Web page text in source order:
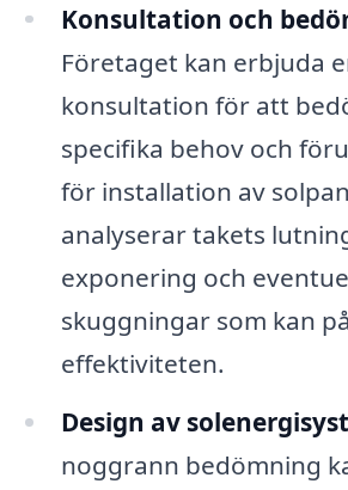
Konsultation och
Företaget kan erbjuda
konsultation för att
specifika behov och
för installation av
analyserar takets
exponering och
skuggningar som kan
effektiviteten.
Design av
noggrann bedömning